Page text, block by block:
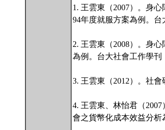
1. 王雲東（2007）。身
94年度就服方案為例。台
2. 王雲東（2008）。身
為例。台大社會工作學刊
3. 王雲東（2012）。社
4. 王雲東、林怡君（
會之貨幣化成本效益分析